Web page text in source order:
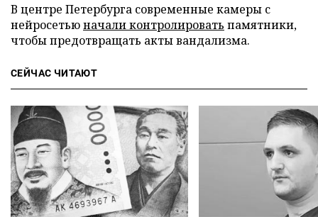
В центре Петербурга современные камеры с
нейросетьюначали контролировать памятники,
чтобы предотвращать акты вандализма.
СЕЙЧАС ЧИТАЮТ